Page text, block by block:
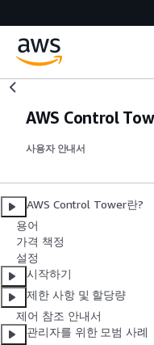
AWS Control
사용자 안내서
AWS Control Tower란?
용어
가격 책정
설정
시작하기
제한 사항 및 할당량
제어 참조 안내서
관리자를 위한 모범 사례